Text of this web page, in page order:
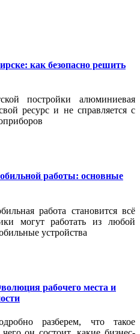
как безопасно решить
постройки алюминиевая
ресурс и не справляется с
работы: основные
работа становится всё
могут работать из любой
устройства
рабочего места и
разберем, что такое